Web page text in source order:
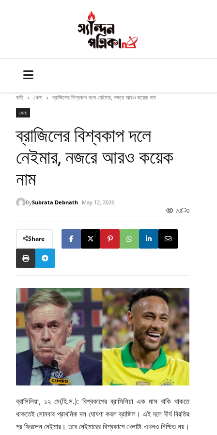
বাড়ি খেলা ব্রাজিলের বিশ্বকাপ দলে নেইমার, নজরে আরও কয়েক নাম
খেলা
ব্রাজিলের বিশ্বকাপ দলে
নেইমার, নজরে আরও কয়েক
নাম
BySubrata Debnath
May 12, 2026
70
0
Share
ব্রাসিলিয়া, ১২ মে(হি.স.): বিশ্বকাপের ব্রাসিলিয়া এক মাস বাকি থাকতে
থাকতেই সোমবার প্রাথমিক দল ঘোষণা করল ব্রাজিল। এই দলে দীর্ঘ বিরতির
পর ফিরলেন নেইমার। তবে নেইমারের বিশ্বকাপে খেলাটা এখনও নিশ্চিত নয়।